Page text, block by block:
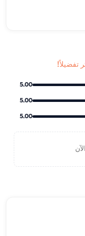
تفضيلاً!
5.00
5.00
5.00